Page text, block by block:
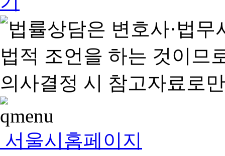
서울시홈페이지